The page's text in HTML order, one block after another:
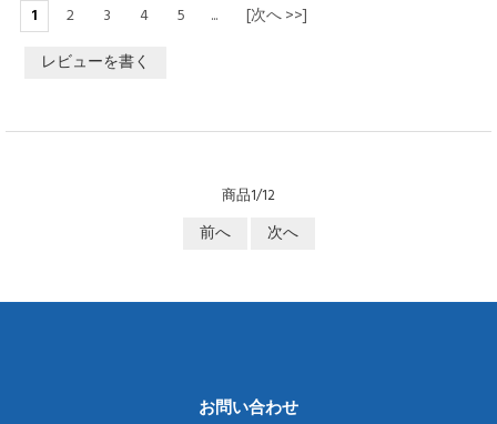
1
2 3 4 5 ...
[次へ >>]
レビューを書く
商品1/12
前へ 次へ
お問い合わせ